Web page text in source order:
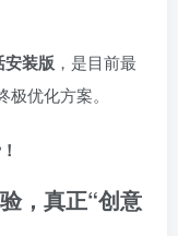
装版 ，是目前最
优化方案。
，真正“创意